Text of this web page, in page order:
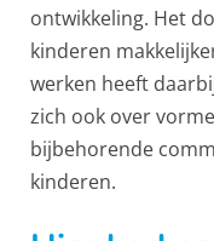
ontwikkeling. Het
kinderen
werken heeft
zich ook over
bijbehorende
kinderen.